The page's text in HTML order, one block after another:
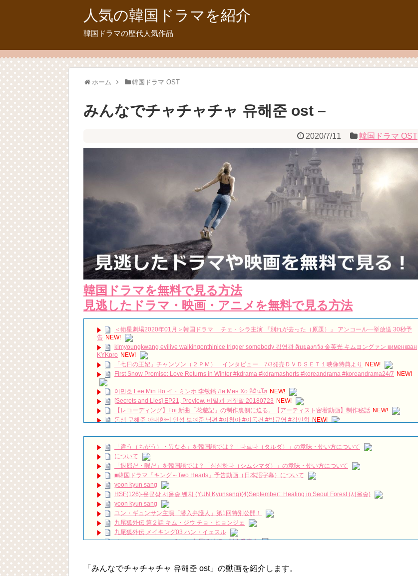
人気の韓国ドラマを紹介
韓国ドラマの歴代人気作品
ホーム 韓国ドラマ OST
みんなでチャチャチャ 유해준 ost –
2020/7/11 韓国ドラマ OST
韓国ドラマを無料で見る方法
見逃したドラマ・映画・アニメを無料で見る方法
＜衛星劇場2020年01月＞韓国ドラマ チェ・シラ主演 『別れが去った（原題）』 アンコール一挙放送 30秒予
告 NEW!
kimyoungkwang evilive walkingonthinice trigger somebody 김영광 คิมยองกวัง 金英光 キムヨングァン кименкван
KYKpro NEW!
「七日の王妃」チャンソン（２ＰＭ） インタビュー 7/3発売ＤＶＤＳＥＴ１映像特典より
NEW!
First Snow Promise: Love Returns in Winter #kdrama #kdramashorts #koreandrama #koreandrama24/7 NEW!
이민호 Lee Min Ho イ・ミンホ 李敏鎬 Ли Мин Хо ลีมินโฮ NEW!
[Secrets and Lies] EP21, Preview, 비밀과 거짓말 20180723 NEW!
【レコーディング】Foi 新曲「花遊記」の制作裏側に迫る。【アーティスト密着動画】制作秘話 NEW!
동생 구해준 아내한테 인성 보여준 남편 #이청아 #이동건 #박규영 #강민혁 NEW!
數位未來】 NEW!
【韓国ドラマ】『熱血司祭』『エクストリーム・ジョブ』のイ・ハニが妖艶な女優役に挑戦!Netflix『エマ』で描
かれる娯楽産業が躍進した1980年代の光と影
【イケオジの至高】ソジソプ様のこれまでを徹底的に深堀…
NEW!
スタンド バイ ユア マン stand by your man #韓国ドラマ #よくおごってくれる綺麗なおねえさん #赤
色テレキャスター #タミーワイネット #TammyWYnett
ハン・ヘジン 한혜진 – (선공개) 강남 3대 얼짱 출신 &#39;한혜진 언니&#39; (ft. 도여니의 학창시절) | 편 먹고 갈래
요? 밥블레스유 2 bobblessyou2 EP.18
ソン・ヘギョ – ソンヘギョ キスまとめ
ハン・ヘジン 한혜진 – Still We (여전히 우리는)
한가인 –
「ライフ・ オン・ マーズ」2019年11月2日TSUTAYAにて先行レンタル開始！
ユン・ギュンサン、番組にも登場した愛猫が急死…イ・ソンギョンら同僚芸能人から慰めの言葉が続々 – Taka
News
「違う（ちがう）・異なる」を韓国語では？「다르다（タルダ）」の意味・使い方について
について
「退屈だ・暇だ」を韓国語では？「심심하다（シムシマダ）」の意味・使い方について
■韓国ドラマ『キング～Two Hearts』予告動画（日本語字幕）について
yoon kyun sang
HSF(126)-윤균상 서울숲 벤치 (YUN Kyunsang)(4)September:: Healing in Seoul Forest (서울숲)
yoon kyun sang
ユン・ギュンサン主演「潜入弁護人」第1回特別公開！
九尾狐外伝 第２話 キム・ジウ チョ・ヒョンジェ
九尾狐外伝 メイキング03 ハン・イェスル
チョ・ヒョンジェ 조현재 九尾狐外伝 制作発表会
(11/26)
「みんなでチャチャチャ 유해준 ost」の動画を紹介します。